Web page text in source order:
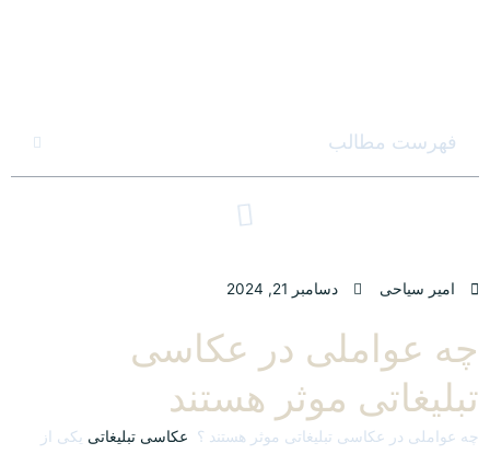
فهرست مطالب
امیر سیاحی دسامبر 21, 2024
چه عواملی در عکاسی
تبلیغاتی موثر هستند
چه عواملی در عکاسی تبلیغاتی موثر هستند ؟ عکاسی تبلیغاتی یکی از